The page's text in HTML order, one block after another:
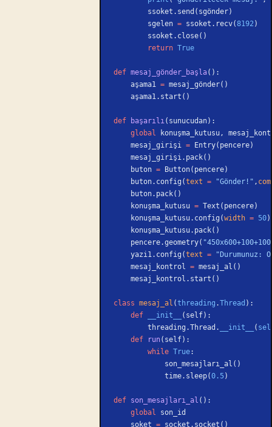
        ssoket.send(sgönder)
        sgelen
= ssoket.recv(8192 )
        ssoket.close()
        return
True
def mesaj_gönder_başla():
    aşama1
= mesaj_gönder()
    aşama1.start()
def başarılı (sunucudan):
    global
konuşma_kutusu,
    mesaj_girişi
= Entry(pencere)
    mesaj_girişi.pack()
    buton
= Button(pencere)
    buton.config(
text = "Gönder!" ,
    buton.pack()
    konuşma_kutusu
= Text(pencere)
    konuşma_kutusu.config(
width = 50)
    konuşma_kutusu.pack()
    pencere.geometry(
    yazi1.config(
text = "Durumunuz:
    mesaj_kontrol
= mesaj_al()
    mesaj_kontrol.start()
class mesaj_al (threading .Thread ):
    def
__init__
(self):
        threading.Thread.
__init__ (
    def
run(self):
        while
True:
            son_mesajları_al()
            time.sleep(
0.5)
def son_mesajları_al ():
    global
son_id
    soket
= socket.socket()